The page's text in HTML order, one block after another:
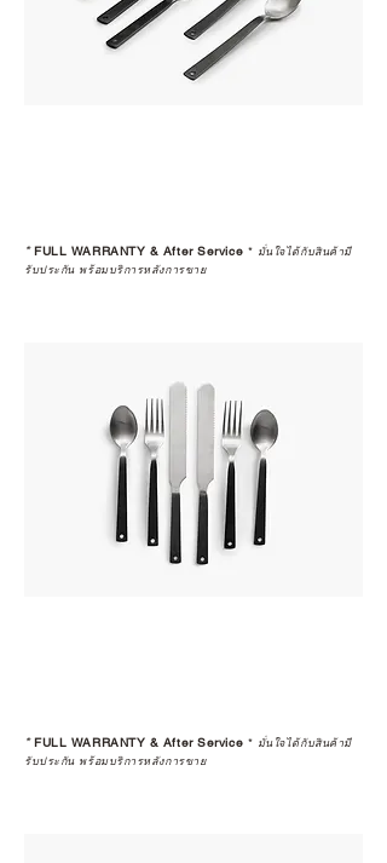
*FULL WARRANTY & After Service * มั่นใจได้กับสินค้ามี
รับประกัน พร้อมบริการหลังการขาย
*FULL WARRANTY & After Service * มั่นใจได้กับสินค้ามี
รับประกัน พร้อมบริการหลังการขาย